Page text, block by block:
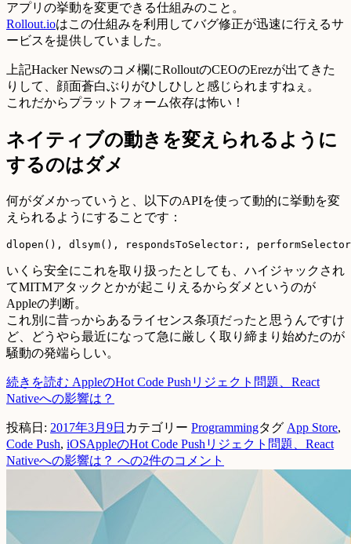
アプリの挙動を変更できる仕組みのこと。
Rollout.ioはこの仕組みを利用してバグ修正が迅速に行えるサ
ービスを提供していました。
上記Hacker Newsのコメ欄にRolloutのCEOのErezが出てきた
りして、顔面蒼白ぶりがひしひしと感じられますねぇ。
これだからプラットフォーム依存は怖い！
ネイティブの動きを変えられるように
するのはダメ
何がダメかっていうと、以下のAPIを使って動的に挙動を変
えられるようにすることです：
いくら安全にこれを取り扱ったとしても、ハイジャックされ
てMITMアタックとかが起こりえるからダメというのが
Appleの判断。
これ別に昔っからあるライセンス条項だったと思うんですけ
ど、どうやら最近になって急に厳しく取り締まり始めたのが
騒動の発端らしい。
続きを読む AppleのHot Code Pushリジェクト問題、React
Nativeへの影響は？
投稿日: 2017年3月9日 カテゴリー Programmingタグ App Store,
Code Push, iOSAppleのHot Code Pushリジェクト問題、React
Nativeへの影響は？ への2件のコメント